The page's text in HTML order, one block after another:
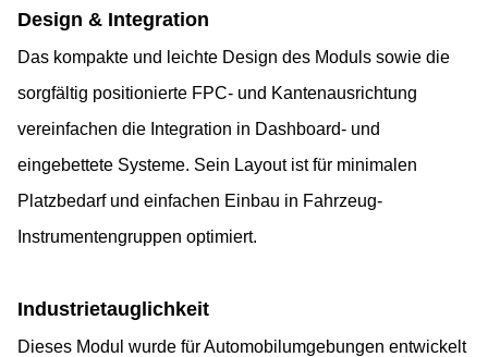
Design & Integration
Das kompakte und leichte Design des Moduls sowie die
sorgfältig positionierte FPC- und Kantenausrichtung
vereinfachen die Integration in Dashboard- und
eingebettete Systeme. Sein Layout ist für minimalen
Platzbedarf und einfachen Einbau in Fahrzeug-
Instrumentengruppen optimiert.
Industrietauglichkeit
Dieses Modul wurde für Automobilumgebungen entwickelt